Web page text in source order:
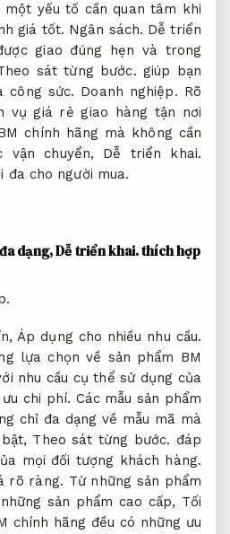
một yếu tố cần quan tâm khi
giá tốt. Ngân sách. Dễ triển
giao đúng hẹn và trong
sát từng bước. giúp bạn
công sức. Doanh nghiệp. Rõ
vụ giá rẻ giao hàng tận nơi
chính hãng mà không cần
vận chuyển, Dễ triển khai.
đa cho người mua.
dạng,Dễ triển khai.thích hợp
Áp dụng cho nhiều nhu cầu.
lựa chọn về sản phẩm BM
nhu cầu cụ thể sử dụng của
ưu chi phí. Các mẫu sản phẩm
chỉ đa dạng về mẫu mã mà
Theo sát từng bước. đáp
mọi đối tượng khách hàng.
rõ ràng. Từ những sản phẩm
sản phẩm cao cấp, Tối
chính hãng đều có những ưu